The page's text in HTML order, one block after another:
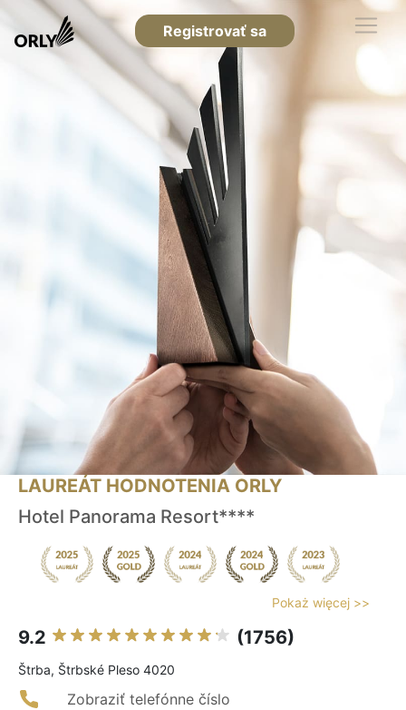
Registrovať sa
LAUREÁT HODNOTENIA ORLY
Hotel Panorama Resort****
Pokaż więcej >>
9.2 (1756)
Štrba, Štrbské Pleso 4020
Zobraziť telefónne číslo